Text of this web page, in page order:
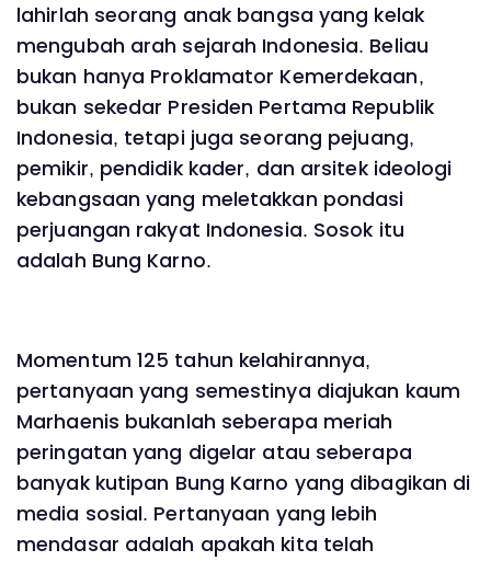
lahirlah seorang anak bangsa yang kelak
mengubah arah sejarah Indonesia. Beliau
bukan hanya Proklamator Kemerdekaan,
bukan sekedar Presiden Pertama Republik
Indonesia, tetapi juga seorang pejuang,
pemikir, pendidik kader, dan arsitek ideologi
kebangsaan yang meletakkan pondasi
perjuangan rakyat Indonesia. Sosok itu
adalah Bung Karno.
Momentum 125 tahun kelahirannya,
pertanyaan yang semestinya diajukan kaum
Marhaenis bukanlah seberapa meriah
peringatan yang digelar atau seberapa
banyak kutipan Bung Karno yang dibagikan di
media sosial. Pertanyaan yang lebih
mendasar adalah apakah kita telah